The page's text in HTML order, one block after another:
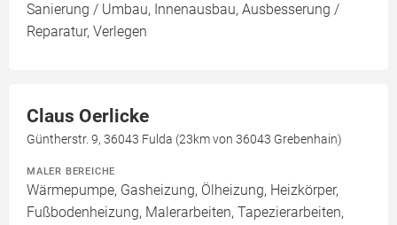
Sanierung / Umbau, Innenausbau, Ausbesserung /
Reparatur, Verlegen
Claus Oerlicke
Güntherstr. 9, 36043 Fulda (23km von 36043 Grebenhain)
MALER BEREICHE
Wärmepumpe, Gasheizung, Ölheizung, Heizkörper,
Fußbodenheizung, Malerarbeiten, Tapezierarbeiten,